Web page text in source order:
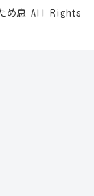
め息 All Rights